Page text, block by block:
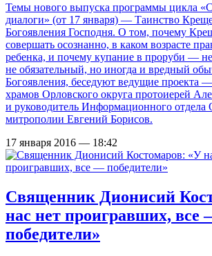
Темы нового выпуска программы цикла
диалоги» (от 17 января) — Таинство
Богоявления Господня. О том, почему
совершать осознанно, в каком возрасте
ребенка, и почему купание в проруби —
не обязательный, но иногда и вредный
Богоявления, беседуют ведущие проекта
храмов Орловского округа протоиерей
и руководитель Информационного отдела
митрополии Евгений Борисов.
17 января 2016 — 18:42
Священник Дионисий
нас нет проигравших, все
победители»